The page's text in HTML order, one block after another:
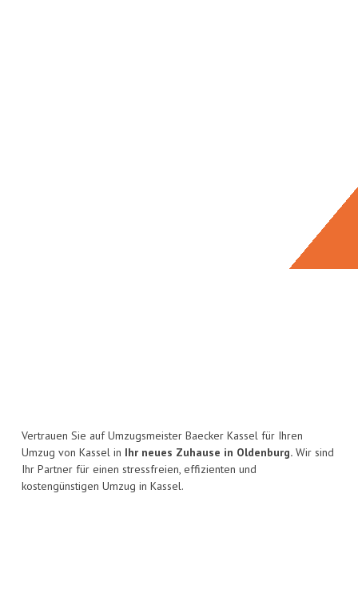
Vertrauen Sie auf Umzugsmeister Baecker Kassel für Ihren
Umzug von Kassel in Ihr neues Zuhause in Oldenburg. Wir sind
Ihr Partner für einen stressfreien, effizienten und
kostengünstigen Umzug in Kassel.